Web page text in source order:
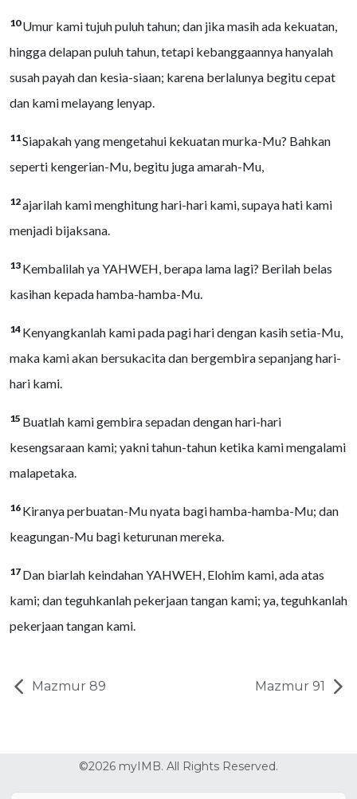
10Umur kami tujuh puluh tahun; dan jika masih ada kekuatan,
hingga delapan puluh tahun, tetapi kebanggaannya hanyalah
susah payah dan kesia-siaan; karena berlalunya begitu cepat
dan kami melayang lenyap.
11Siapakah yang mengetahui kekuatan murka-Mu? Bahkan
seperti kengerian-Mu, begitu juga amarah-Mu,
12ajarilah kami menghitung hari-hari kami, supaya hati kami
menjadi bijaksana.
13 Kembalilah ya YAHWEH, berapa lama lagi? Berilah belas
kasihan kepada hamba-hamba-Mu.
14 Kenyangkanlah kami pada pagi hari dengan kasih setia-Mu,
maka kami akan bersukacita dan bergembira sepanjang hari-
hari kami.
15 Buatlah kami gembira sepadan dengan hari-hari
kesengsaraan kami; yakni tahun-tahun ketika kami mengalami
malapetaka.
16 Kiranya perbuatan-Mu nyata bagi hamba-hamba-Mu; dan
keagungan-Mu bagi keturunan mereka.
17 Dan biarlah keindahan YAHWEH, Elohim kami, ada atas
kami; dan teguhkanlah pekerjaan tangan kami; ya, teguhkanlah
pekerjaan tangan kami.
Mazmur 89 Mazmur 91
©2026 myIMB. All Rights Reserved.